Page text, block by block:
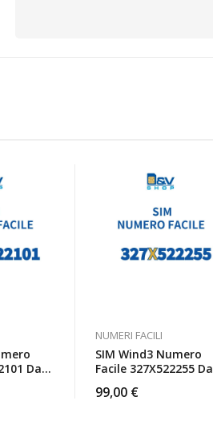
Da
NUMERI FACILI
SIM Wind3 Numero
Facile 327X522255 Da
99,00 €